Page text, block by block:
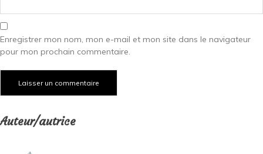
Enregistrer mon nom, mon e-mail et mon site dans le navigateur
pour mon prochain commentaire.
Auteur/autrice